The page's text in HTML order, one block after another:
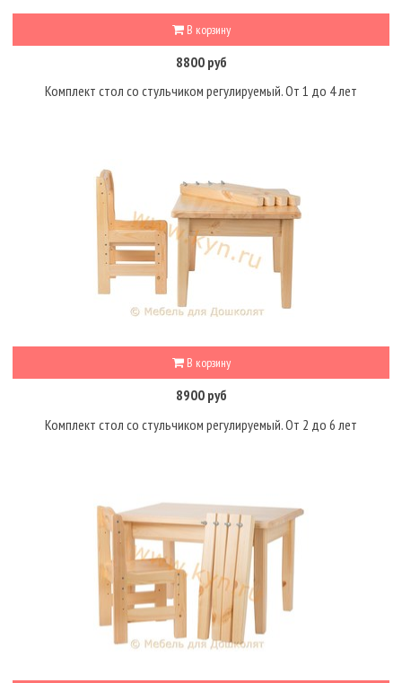
В корзину
8800 руб
Комплект стол со стульчиком регулируемый. От 1 до 4 лет
В корзину
8900 руб
Комплект стол со стульчиком регулируемый. От 2 до 6 лет